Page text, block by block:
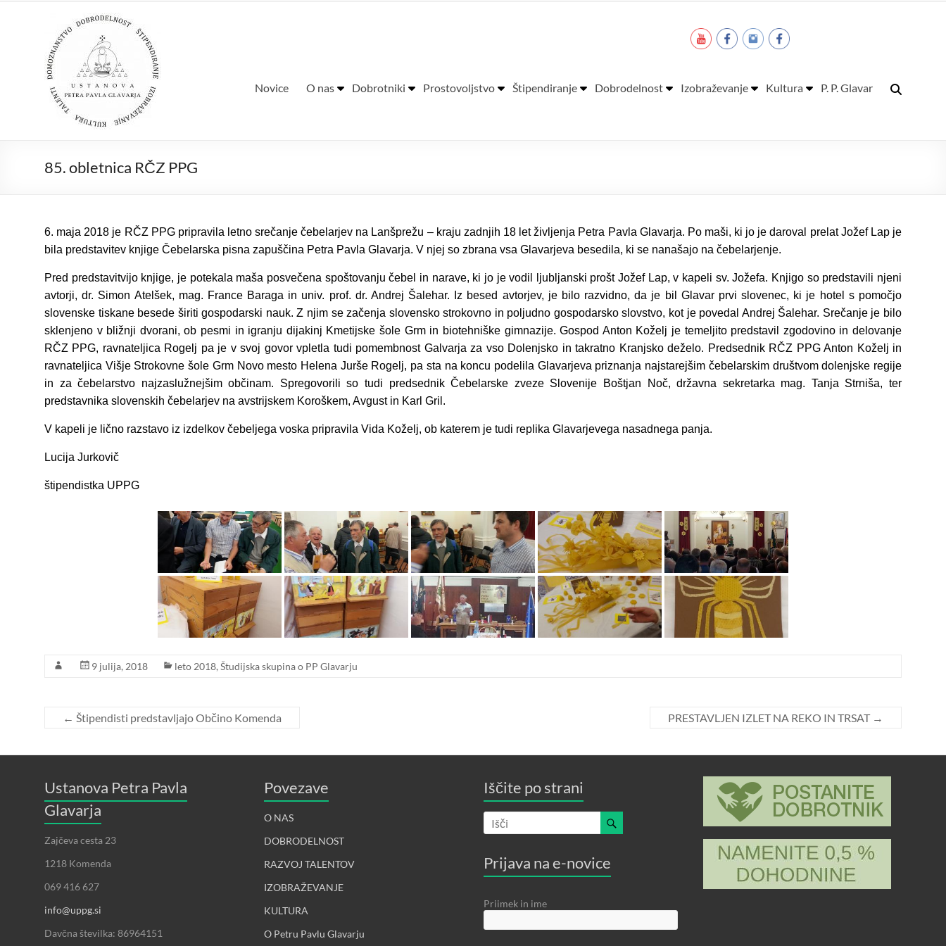
Novice O nas Dobrotniki Prostovoljstvo Štipendiranje Dobrodelnost Izobraževanje Kultura P. P. Glavar
85. obletnica RČZ PPG
6. maja 2018 je RČZ PPG pripravila letno srečanje čebelarjev na Lanšprežu – kraju zadnjih 18 let življenja Petra Pavla Glavarja. Po maši, ki jo je daroval prelat Jožef Lap je
bila predstavitev knjige Čebelarska pisna zapuščina Petra Pavla Glavarja. V njej so zbrana vsa Glavarjeva besedila, ki se nanašajo na čebelarjenje.
Pred predstavitvijo knjige, je potekala maša posvečena spoštovanju čebel in narave, ki jo je vodil ljubljanski prošt Jožef Lap, v kapeli sv. Jožefa. Knjigo so predstavili njeni
avtorji, dr. Simon Atelšek, mag. France Baraga in univ. prof. dr. Andrej Šalehar. Iz besed avtorjev, je bilo razvidno, da je bil Glavar prvi slovenec, ki je hotel s pomočjo
slovenske tiskane besede širiti gospodarski nauk. Z njim se začenja slovensko strokovno in poljudno gospodarsko slovstvo, kot je povedal Andrej Šalehar. Srečanje je bilo
sklenjeno v bližnji dvorani, ob pesmi in igranju dijakinj Kmetijske šole Grm in biotehniške gimnazije. Gospod Anton Koželj je temeljito predstavil zgodovino in delovanje
RČZ PPG, ravnateljica Rogelj pa je v svoj govor vpletla tudi pomembnost Galvarja za vso Dolenjsko in takratno Kranjsko deželo. Predsednik RČZ PPG Anton Koželj in
ravnateljica Višje Strokovne šole Grm Novo mesto Helena Jurše Rogelj, pa sta na koncu podelila Glavarjeva priznanja najstarejšim čebelarskim društvom dolenjske regije
in za čebelarstvo najzaslužnejšim občinam. Spregovorili so tudi predsednik Čebelarske zveze Slovenije Boštjan Noč, državna sekretarka mag. Tanja Strniša, ter
predstavnika slovenskih čebelarjev na avstrijskem Koroškem, Avgust in Karl Gril.
V kapeli je lično razstavo iz izdelkov čebeljega voska pripravila Vida Koželj, ob katerem je tudi replika Glavarjevega nasadnega panja.
Lucija Jurkovič
štipendistka UPPG
9 julija, 2018 leto 2018, Študijska skupina o PP Glavarju
← Štipendisti predstavljajo Občino Komenda PRESTAVLJEN IZLET NA REKO IN TRSAT →
Ustanova Petra Pavla
Glavarja
Zajčeva cesta 23
1218 Komenda
069 416 627
info@uppg.si
Davčna številka: 86964151
Povezave
O NAS
DOBRODELNOST
RAZVOJ TALENTOV
IZOBRAŽEVANJE
KULTURA
O Petru Pavlu Glavarju
Iščite po strani
Prijava na e-novice
Priimek in ime